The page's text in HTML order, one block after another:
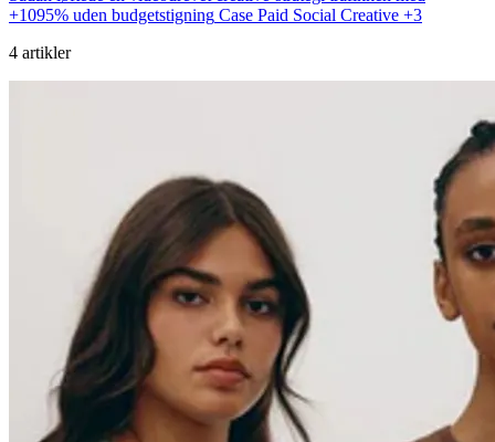
+1095% uden budgetstigning Case Paid Social Creative +3
4 artikler